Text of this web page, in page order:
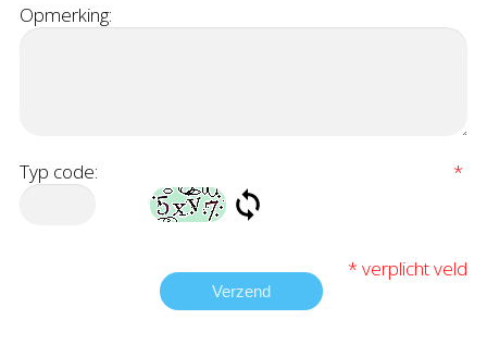
Opmerking:
Typ code: *
* verplicht veld